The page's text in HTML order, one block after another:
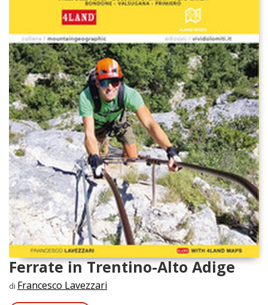
Ferrate in Trentino-Alto Adige
di Francesco Lavezzari